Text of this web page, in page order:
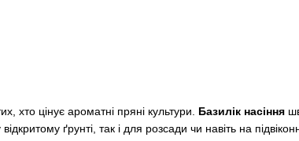
хто цінує ароматні пряні культури. Базилік насіння
ґрунті, так і для розсади чи навіть на